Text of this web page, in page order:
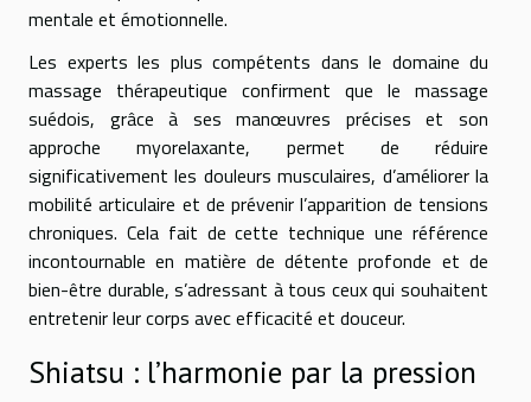
mentale et émotionnelle.
Les experts les plus compétents dans le domaine du
massage thérapeutique confirment que le massage
suédois, grâce à ses manœuvres précises et son
approche myorelaxante, permet de réduire
significativement les douleurs musculaires, d’améliorer la
mobilité articulaire et de prévenir l’apparition de tensions
chroniques. Cela fait de cette technique une référence
incontournable en matière de détente profonde et de
bien-être durable, s’adressant à tous ceux qui souhaitent
entretenir leur corps avec efficacité et douceur.
Shiatsu : l’harmonie par la pression